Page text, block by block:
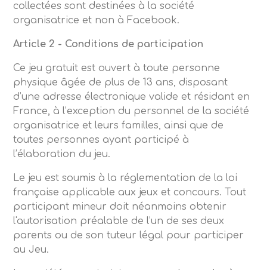
collectées sont destinées à la société
organisatrice et non à Facebook.
Article 2 - Conditions de participation
Ce jeu gratuit est ouvert à toute personne
physique âgée de plus de 13 ans, disposant
d’une adresse électronique valide et résidant en
France, à l’exception du personnel de la société
organisatrice et leurs familles, ainsi que de
toutes personnes ayant participé à
l’élaboration du jeu.
Le jeu est soumis à la réglementation de la loi
française applicable aux jeux et concours. Tout
participant mineur doit néanmoins obtenir
l'autorisation préalable de l’un de ses deux
parents ou de son tuteur légal pour participer
au Jeu.